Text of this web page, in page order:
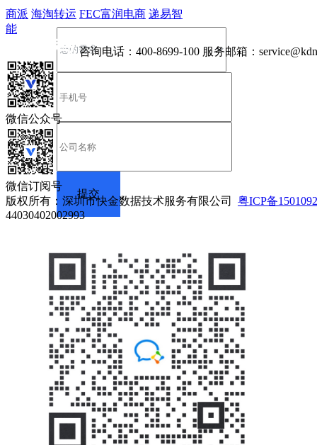
商派 海淘转运 FEC富润电商 递易智
能
咨询电话： 400-8699-100 服务邮箱：
微信公众号
微信订阅号
版权所有：深圳市快金数据技术服务有限公司 粤ICP备
44030402002993